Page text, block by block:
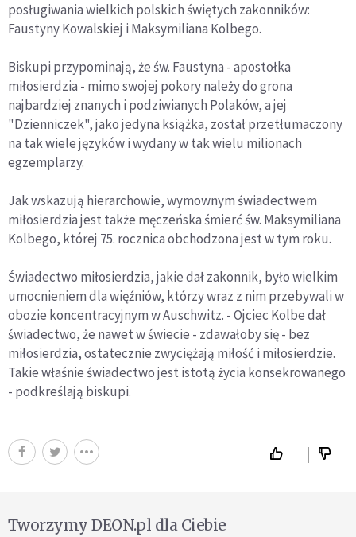
posługiwania wielkich polskich świętych zakonników:
Faustyny Kowalskiej i Maksymiliana Kolbego.
Biskupi przypominają, że św. Faustyna - apostołka
miłosierdzia - mimo swojej pokory należy do grona
najbardziej znanych i podziwianych Polaków, a jej
"Dzienniczek", jako jedyna książka, został przetłumaczony
na tak wiele języków i wydany w tak wielu milionach
egzemplarzy.
Jak wskazują hierarchowie, wymownym świadectwem
miłosierdzia jest także męczeńska śmierć św. Maksymiliana
Kolbego, której 75. rocznica obchodzona jest w tym roku.
Świadectwo miłosierdzia, jakie dał zakonnik, było wielkim
umocnieniem dla więźniów, którzy wraz z nim przebywali w
obozie koncentracyjnym w Auschwitz. - Ojciec Kolbe dał
świadectwo, że nawet w świecie - zdawałoby się - bez
miłosierdzia, ostatecznie zwyciężają miłość i miłosierdzie.
Takie właśnie świadectwo jest istotą życia konsekrowanego
- podkreślają biskupi.
Tworzymy DEON.pl dla Ciebie